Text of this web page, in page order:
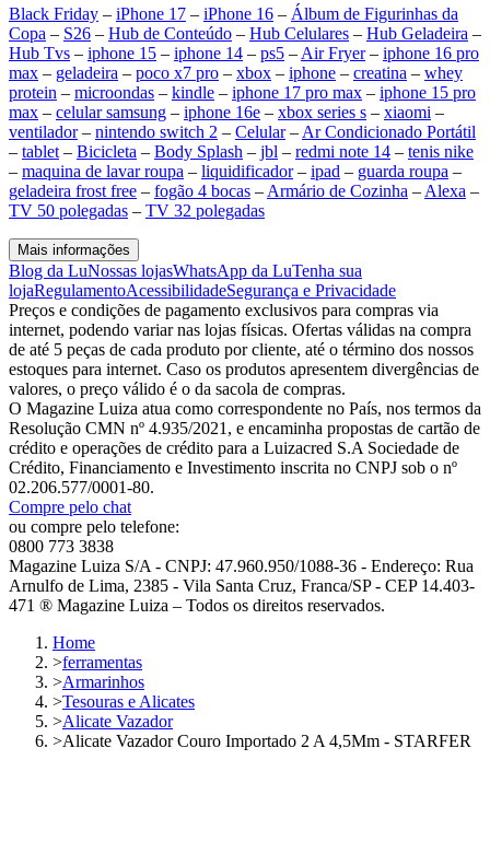
Black Friday – iPhone 17 – iPhone 16 – Álbum de Figurinhas da
Copa – S26 – Hub de Conteúdo – Hub Celulares – Hub Geladeira –
Hub Tvs – iphone 15 – iphone 14 – ps5 – Air Fryer– iphone 16 pro
max – geladeira – poco x7 pro – xbox – iphone – creatina – whey
protein – microondas – kindle – iphone 17 pro max – iphone 15 pro
max – celular samsung – iphone 16e – xbox series s – xiaomi –
ventilador– nintendo switch 2 – Celular– Ar Condicionado Portátil
– tablet – Bicicleta – Body Splash – jbl – redmi note 14 – tenis nike
– maquina de lavar roupa – liquidificador– ipad – guarda roupa –
geladeira frost free – fogão 4 bocas – Armário de Cozinha – Alexa –
TV 50 polegadas – TV 32 polegadas
Mais informações
Blog da LuNossas lojasWhatsApp da LuTenha sua
lojaRegulamentoAcessibilidadeSegurança e Privacidade
Preços e condições de pagamento exclusivos para compras via
internet, podendo variar nas lojas físicas. Ofertas válidas na compra
de até 5 peças de cada produto por cliente, até o término dos nossos
estoques para internet. Caso os produtos apresentem divergências de
valores, o preço válido é o da sacola de compras.
O Magazine Luiza atua como correspondente no País, nos termos da
Resolução CMN nº 4.935/2021, e encaminha propostas de cartão de
crédito e operações de crédito para a Luizacred S.A Sociedade de
Crédito, Financiamento e Investimento inscrita no CNPJ sob o nº
02.206.577/0001-80.
Compre pelo chat
ou compre pelo telefone:
0800 773 3838
Magazine Luiza S/A - CNPJ: 47.960.950/1088-36 - Endereço: Rua
Arnulfo de Lima, 2385 - Vila Santa Cruz, Franca/SP - CEP 14.403-
471 ® Magazine Luiza – Todos os direitos reservados.
Home
>ferramentas
>Armarinhos
>Tesouras e Alicates
>Alicate Vazador
>Alicate Vazador Couro Importado 2 A 4,5Mm - STARFER